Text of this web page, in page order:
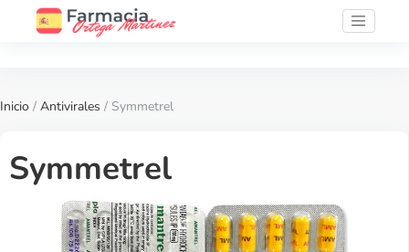
Inicio / Antivirales / Symmetrel
Symmetrel